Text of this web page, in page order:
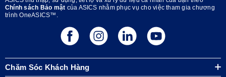
Chính sách Bảo mật của ASICS nhằm phục vụ cho việc tham gia chương
trình OneASICS™.
Chăm Sóc Khách Hàng